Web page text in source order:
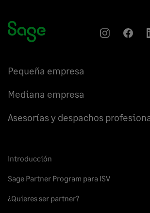
Instagram
Pequeña empresa
Mediana empresa
Asesorías y despachos
Introducción
Sage Partner Program para ISV
¿Quieres ser partner?